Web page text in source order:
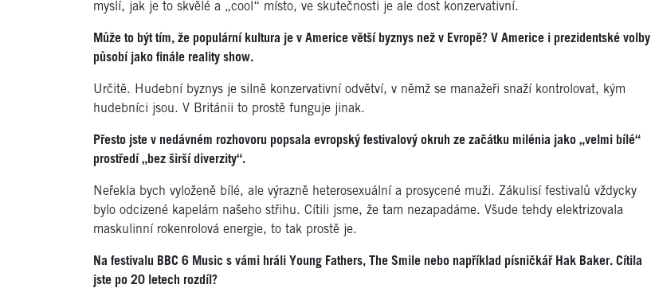
myslí, jak je to skvělé a „cool“ místo, ve skutečnosti je ale dost konzervativní.
Může to být tím, že populární kultura je v Americe větší byznys než v Evropě? V Americe i prezidentské volby
působí jako finále reality show.
Určitě. Hudební byznys je silně konzervativní odvětví, v němž se manažeři snaží kontrolovat, kým
hudebníci jsou. V Británii to prostě funguje jinak.
Přesto jste v nedávném rozhovoru popsala evropský festivalový okruh ze začátku milénia jako „velmi bílé“
prostředí „bez širší diverzity“.
Neřekla bych vyloženě bílé, ale výrazně heterosexuální a prosycené muži. Zákulisí festivalů vždycky
bylo odcizené kapelám našeho střihu. Cítili jsme, že tam nezapadáme. Všude tehdy elektrizovala
maskulinní rokenrolová energie, to tak prostě je.
Na festivalu BBC 6 Music s vámi hráli Young Fathers, The Smile nebo například písničkář Hak Baker. Cítila
jste po 20 letech rozdíl?